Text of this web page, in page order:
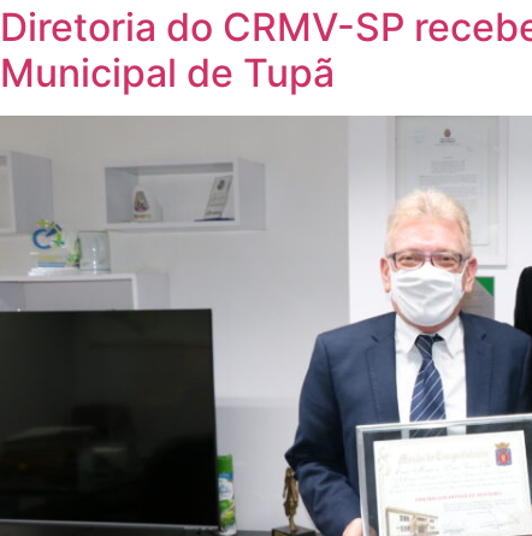
Diretoria do CRMV-SP
Municipal de Tupã